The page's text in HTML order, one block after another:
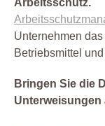
Arbeitsschutz.
Unternehmen
Betriebsmittel
Bringen Sie die
Unterweisungen